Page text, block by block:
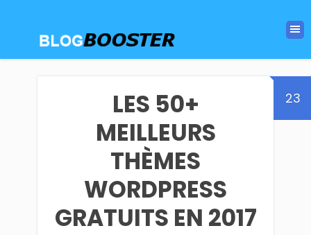
23
LES 50+
MEILLEURS
THÈMES
WORDPRESS
GRATUITS EN 2017